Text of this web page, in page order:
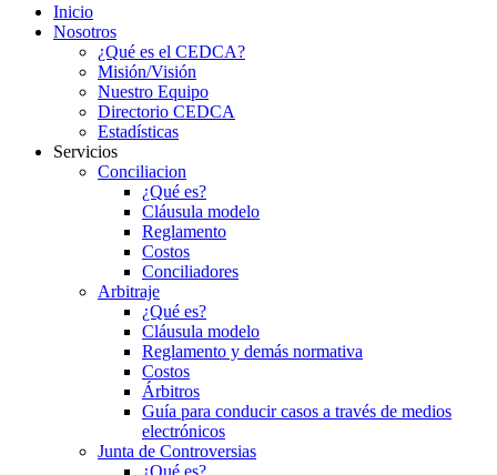
Inicio
Nosotros
¿Qué es el CEDCA?
Misión/Visión
Nuestro Equipo
Directorio CEDCA
Estadísticas
Servicios
Conciliacion
¿Qué es?
Cláusula modelo
Reglamento
Costos
Conciliadores
Arbitraje
¿Qué es?
Cláusula modelo
Reglamento y demás normativa
Costos
Árbitros
Guía para conducir casos a través de medios
electrónicos
Junta de Controversias
¿Qué es?